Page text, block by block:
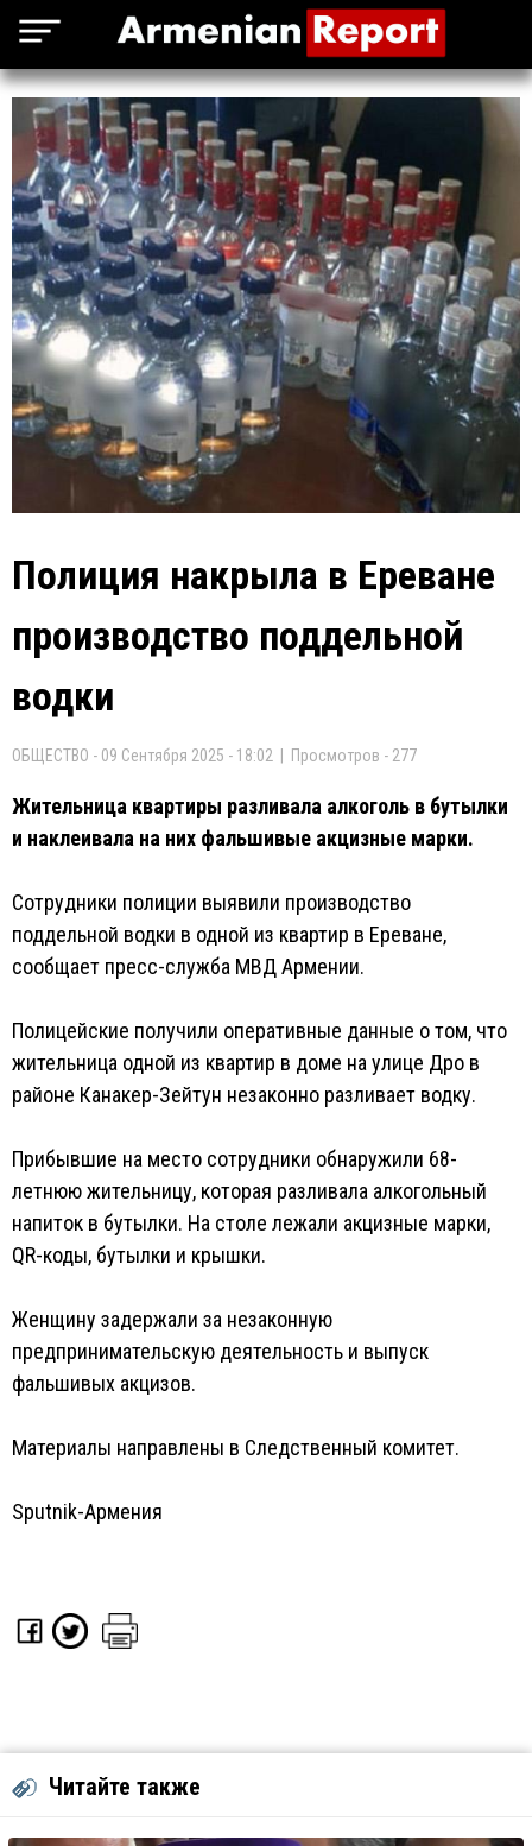
Полиция накрыла в Ереване
производство поддельной
водки
ОБЩЕСТВО - 09 Сентября 2025 - 18:02 | Просмотров - 277
Жительница квартиры разливала алкоголь в бутылки
и наклеивала на них фальшивые акцизные марки.
Сотрудники полиции выявили производство
поддельной водки в одной из квартир в Ереване,
сообщает пресс-служба МВД Армении.
Полицейские получили оперативные данные о том, что
жительница одной из квартир в доме на улице Дро в
районе Канакер-Зейтун незаконно разливает водку.
Прибывшие на место сотрудники обнаружили 68-
летнюю жительницу, которая разливала алкогольный
напиток в бутылки. На столе лежали акцизные марки,
QR-коды, бутылки и крышки.
Женщину задержали за незаконную
предпринимательскую деятельность и выпуск
фальшивых акцизов.
Материалы направлены в Следственный комитет.
Sputnik-Армения
Читайте также